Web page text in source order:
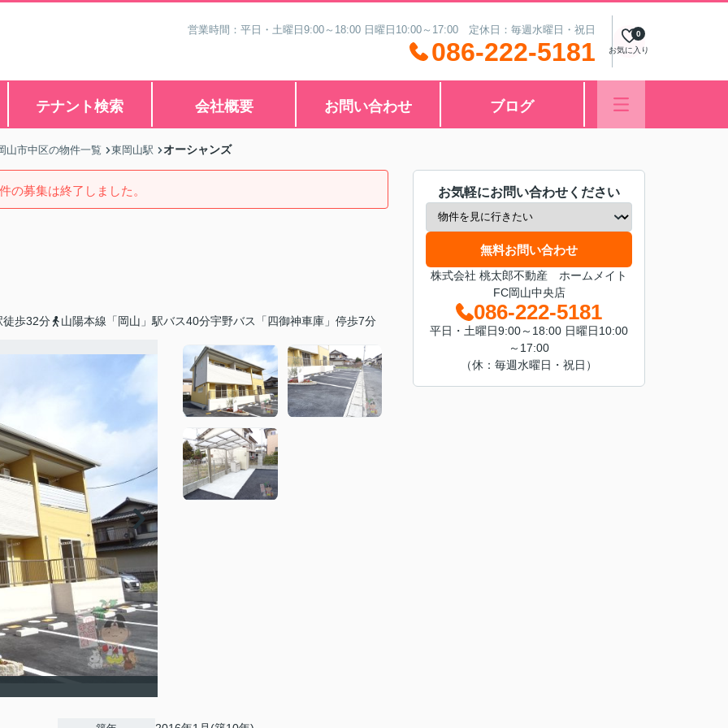
営業時間：平日・土曜日9:00～18:00 日曜日10:00～17:00 定休日：毎週水曜日・祝日
086-222-5181 お気に入り
0
テナント検索 会社概要 お問い合わせ ブログ
山市中区の物件一覧 東岡山駅 オーシャンズ
の募集は終了しました。
徒歩32分 山陽本線「岡山」駅バス40分宇野バス「四御神車庫」停歩7分
お気軽にお問い合わせください
無料お問い合わせ
株式会社 桃太郎不動産 ホームメイト
FC岡山中央店
086-222-5181
平日・土曜日9:00～18:00 日曜日10:00
～17:00
（休：毎週水曜日・祝日）